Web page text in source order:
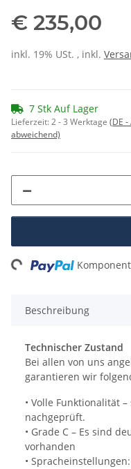
€ 235,00
inkl. 19% USt. , inkl.
7 Stk Auf Lager
Lieferzeit:2 - 3 Werktage (DE
abweichend)
Beschreibung
Technischer Zustand
Bei allen von uns
garantieren wir
• Volle Funktionalität
nachgeprüft.
• Grade C – Es sind
vorhanden
•